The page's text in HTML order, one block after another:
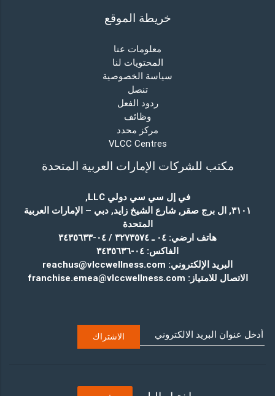
خريطة الموقع
معلومات عنا
المحتويات لنا
سياسة الخصوصية
تنصل
ردود الفعل
وظائف
مركز محدد
VLCC Centres
مكتب للشركات الإمارات العربية المتحدة
في إل سي سي دولي LLC
,
٣١٠١, ال برج صقر, شارع الشيخ زايد, دبي – الإمارات العربية
المتحدة
هاتف ارضي:
الفاكس:
البريد الإلكتروني:
الاتصال للامتياز: